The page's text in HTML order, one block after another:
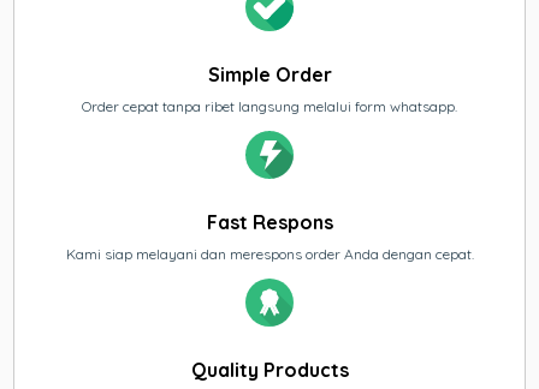
Simple Order
Order cepat tanpa ribet langsung melalui form whatsapp.
Fast Respons
Kami siap melayani dan merespons order Anda dengan cepat.
Quality Products